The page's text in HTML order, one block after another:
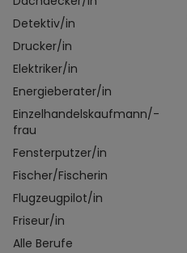
Detektiv/in
Drucker/in
Elektriker/in
Energieberater/in
Einzelhandelskaufmann/-
frau
Fensterputzer/in
Fischer/Fischerin
Flugzeugpilot/in
Friseur/in
Alle Berufe